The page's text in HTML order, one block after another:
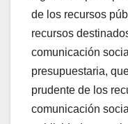
de los recursos
recursos
comunicación
presupuestaria,
prudente de los
comunicación